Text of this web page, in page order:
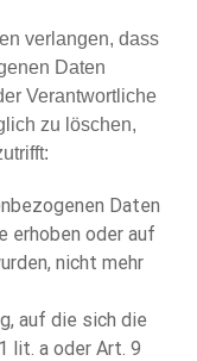
verlangen, dass
Daten
Verantwortliche
zu löschen,
Daten
erhoben oder auf
nicht mehr
auf die sich die
lit. a oder Art. 9